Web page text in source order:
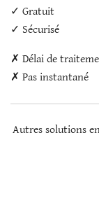
✓ Gratuit
✓ Sécurisé
✗ Délai de
✗ Pas instantané
Autres solutions